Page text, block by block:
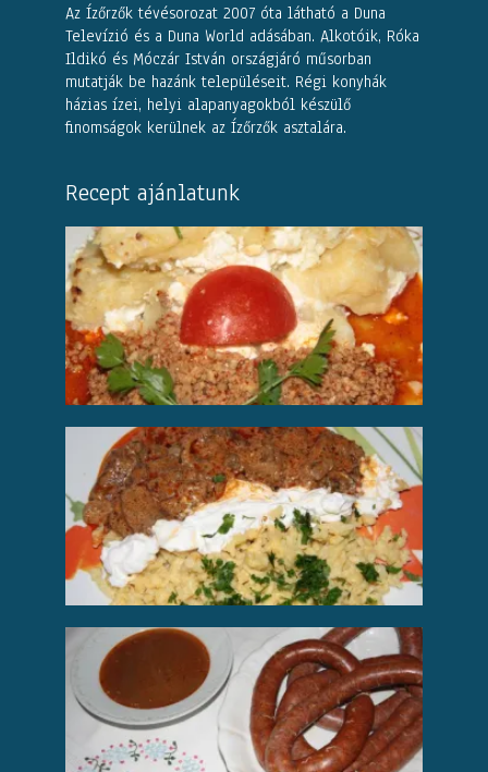
Az Ízőrzők tévésorozat 2007 óta látható a Duna
Televízió és a Duna World adásában. Alkotóik, Róka
Ildikó és Móczár István országjáró műsorban
mutatják be hazánk településeit. Régi konyhák
házias ízei, helyi alapanyagokból készülő
finomságok kerülnek az Ízőrzők asztalára.
Recept ajánlatunk